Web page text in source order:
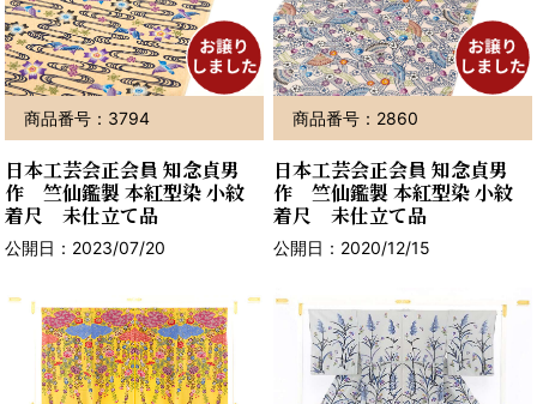
商品番号：3794
日本工芸会正会員 知念貞男
作 竺仙鑑製 本紅型染 小紋
着尺 未仕立て品
公開日：2023/07/20
商品番号：2860
日本工芸会正会員 知念貞男
作 竺仙鑑製 本紅型染 小紋
着尺 未仕立て品
公開日：2020/12/15